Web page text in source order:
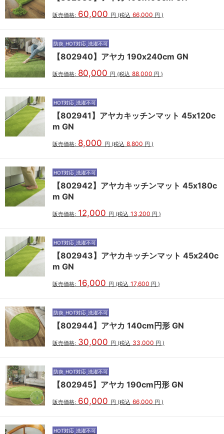
販売価格: 60,000 円 (税込 66,000 円 )
防炎 HOT対応 洗濯不可
【802940】アヤカ 190x240cm GN
販売価格: 80,000 円 (税込 88,000 円 )
HOT対応 洗濯不可
【802941】アヤカキッチンマット 45x120c
m GN
販売価格: 8,000 円 (税込 8,800 円 )
HOT対応 洗濯不可
【802942】アヤカキッチンマット 45x180c
m GN
販売価格: 12,000 円 (税込 13,200 円 )
HOT対応 洗濯不可
【802943】アヤカキッチンマット 45x240c
m GN
販売価格: 16,000 円 (税込 17,600 円 )
防炎 HOT対応 洗濯不可
【802944】アヤカ 140cm円形 GN
販売価格: 30,000 円 (税込 33,000 円 )
防炎 HOT対応 洗濯不可
【802945】アヤカ 190cm円形 GN
販売価格: 60,000 円 (税込 66,000 円 )
HOT対応 洗濯不可